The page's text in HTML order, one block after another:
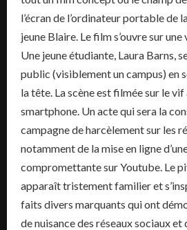
l’écran de l’ordinateur portable de
jeune Blaire. Le film s’ouvre sur
Une jeune étudiante, Laura Barns,
public (visiblement un campus) en
la tête. La scène est filmée sur le vif
smartphone. Un acte qui sera la
campagne de harcèlement sur les
notamment de la mise en ligne
compromettante sur Youtube. Le
apparaît tristement familier et
faits divers marquants qui ont
de nuisance des réseaux sociaux et